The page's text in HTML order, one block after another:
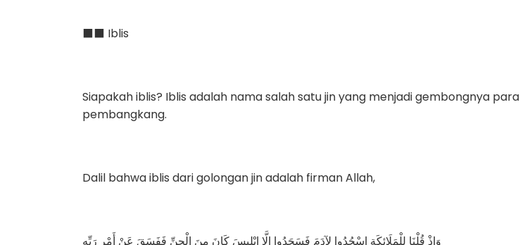
⬛️⬛️ Iblis
Siapakah iblis? Iblis adalah nama salah satu jin yang menjadi gembongnya para
pembangkang.
Dalil bahwa iblis dari golongan jin adalah firman Allah,
وَإِذْ قُلْنَا لِلْمَلَائِكَةِ اسْجُدُوا لِآدَمَ فَسَجَدُوا إِلَّا إِبْلِيسَ كَانَ مِنَ الْجِنِّ فَفَسَقَ عَنْ أَمْرِ رَبِّهِ